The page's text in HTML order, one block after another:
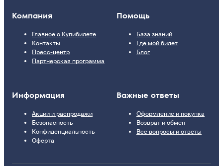
Компания
Главное о Купибилете
Контакты
Пресс-центр
Партнерская программа
Помощь
База знаний
Где мой билет
Блог
Информация
Акции и распродажи
Безопасность
Конфиденциальность
Оферта
Важные ответы
Оформление и покупка
Возврат и обмен
Все вопросы и ответы